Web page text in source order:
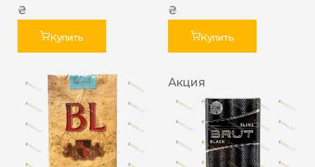
₴
Купить
₴
Купить
Акция